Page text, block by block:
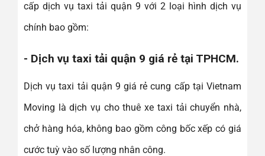
cấp dịch vụ taxi tải quận 9 với 2 loại hình dịch vụ
chính bao gồm:
- Dịch vụ taxi tải quận 9 giá rẻ tại TPHCM.
Dịch vụ taxi tải quận 9 giá rẻ cung cấp tại Vietnam
Moving là dịch vụ cho thuê xe taxi tải chuyển nhà,
chở hàng hóa, không bao gồm công bốc xếp có giá
cước tuỳ vào số lượng nhân công.